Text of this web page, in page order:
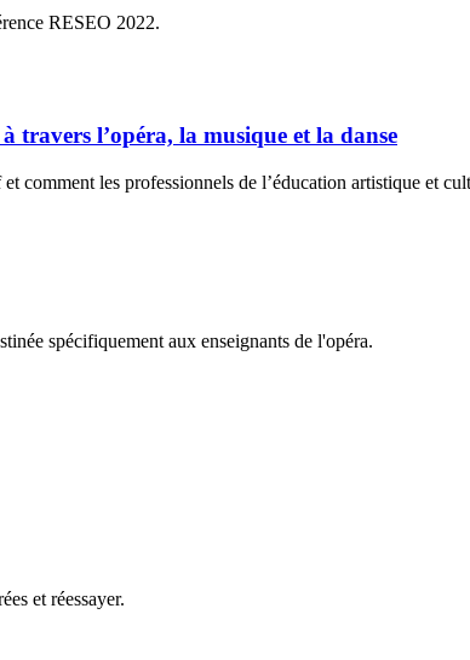
RESEO 2022.
travers l’opéra, la musique et la danse
comment les professionnels de l’éducation artistique et
spécifiquement aux enseignants de l'opéra.
et réessayer.